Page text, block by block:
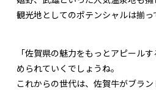
観光地としてのポテンシャルは揃っ
「佐賀県の魅力をもっとアピール
められていくでしょうね。
これからの世代は、佐賀牛がブラ